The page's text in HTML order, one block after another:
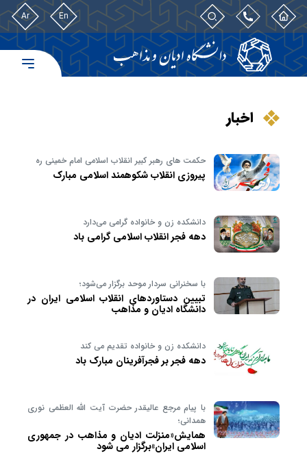
En
Ar
اخبار
حکمت های رهبر کبیر انقلاب اسلامی امام خمینی ره
پیروزی انقلاب شکوهمند اسلامی مبارک
دانشکده زن و خانواده گرامی می‌دارد
دهه فجر انقلاب اسلامی گرامی باد
با سخنرانی سردار موحد برگزار می‌شود؛
تبیین دستاوردهای انقلاب اسلامی ایران در
دانشگاه ادیان و مذاهب
دانشکده زن و خانواده تقدیم می کند
دهه فجر بر فجرآفرینان مبارک باد
با پیام مرجع عالیقدر حضرت آیت الله العظمی نوری
همدانی؛
همایش«منزلت ادیان و مذاهب در جمهوری
اسلامی ایران»برگزار می شود